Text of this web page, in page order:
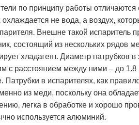
по принципу работы отличаются
не вода, а воздух,
Внешне такой испаритель
состоящий из нескольких рядов
хладагент. Диаметр патрубков в
с расстоянием между ними – до
Патрубки в испарителях, как
из меди, поскольку она
легка в обработке и хорошо
используется алюминий.